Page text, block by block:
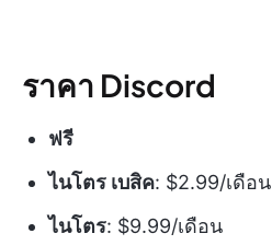
ราคา Discord
ฟรี
ไนโตร เบสิค: $2.99/เดือน
ไนโตร: $9.99/เดือน